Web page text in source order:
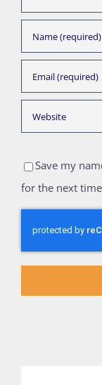
Save my
for the next